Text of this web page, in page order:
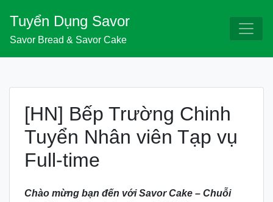
content
Tuyển Dụng Savor
Savor Bread & Savor Cake
[HN] Bếp Trường Chinh
Tuyển Nhân viên Tạp vụ
Full-time
Chào mừng bạn đến với Savor Cake – Chuỗi